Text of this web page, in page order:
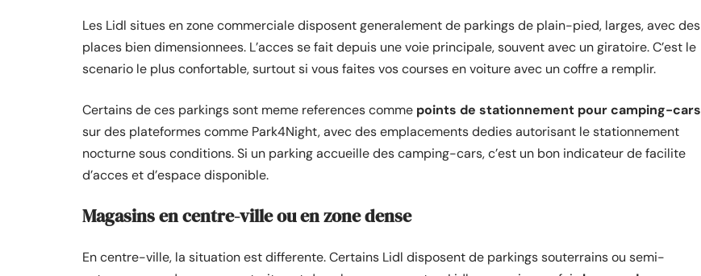
Les Lidl situes en zone commerciale disposent generalement de parkings de plain-pied, larges, avec des
places bien dimensionnees. L’acces se fait depuis une voie principale, souvent avec un giratoire. C’est le
scenario le plus confortable, surtout si vous faites vos courses en voiture avec un coffre a remplir.
Certains de ces parkings sont meme references comme points de stationnement pour camping-cars
sur des plateformes comme Park4Night, avec des emplacements dedies autorisant le stationnement
nocturne sous conditions. Si un parking accueille des camping-cars, c’est un bon indicateur de facilite
d’acces et d’espace disponible.
Magasins en centre-ville ou en zone dense
En centre-ville, la situation est differente. Certains Lidl disposent de parkings souterrains ou semi-